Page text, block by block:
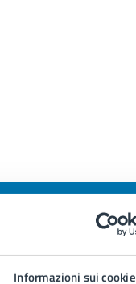
Informazioni sui cookie